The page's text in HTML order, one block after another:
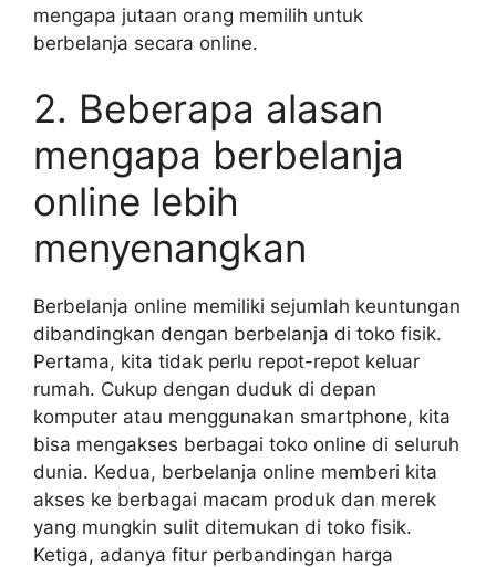
mengapa jutaan orang memilih untuk
berbelanja secara online.
2. Beberapa alasan
mengapa berbelanja
online lebih
menyenangkan
Berbelanja online memiliki sejumlah keuntungan
dibandingkan dengan berbelanja di toko fisik.
Pertama, kita tidak perlu repot-repot keluar
rumah. Cukup dengan duduk di depan
komputer atau menggunakan smartphone, kita
bisa mengakses berbagai toko online di seluruh
dunia. Kedua, berbelanja online memberi kita
akses ke berbagai macam produk dan merek
yang mungkin sulit ditemukan di toko fisik.
Ketiga, adanya fitur perbandingan harga